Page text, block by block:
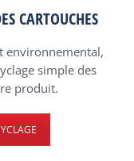
CARTOUCHES
environnemental,
simple des
produit.